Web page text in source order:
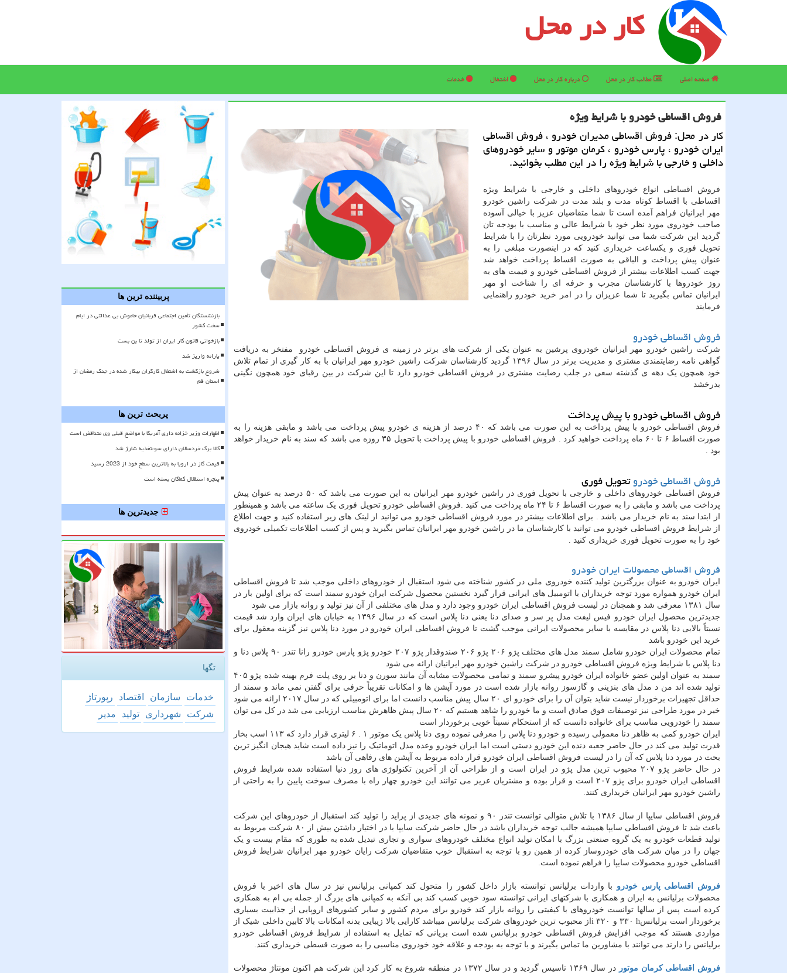
کار در محل
صفحه اصلی مطالب كار در محل درباره كار در محل اشتغال خدمات
فروش اقساطی خودرو با شرایط ویژه
كار در محل: فروش اقساطی مدیران خودرو ، فروش اقساطی
ایران خودرو ، پارس خودرو ، كرمان موتور و سایر خودروهای
داخلی و خارجی با شرایط ویژه را در این مطلب بخوانید.
فروش اقساطی انواع خودروهای داخلی و خارجی با شرایط ویژه
اقساطی با اقساط کوتاه مدت و بلند مدت در شرکت راشین خودرو
مهر ایرانیان فراهم آمده است تا شما متقاضیان عزیز با خیالی آسوده
صاحب خودروی مورد نظر خود با شرایط عالی و مناسب با بودجه تان
گردید این شرکت شما می توانید خودرویی مورد نظرتان را با شرایط
تحویل فوری و یکساعت خریداری کنید که در اینصورت مبلغی را به
عنوان پیش پرداخت و الباقی به صورت اقساط پرداخت خواهد شد
جهت کسب اطلاعات بیشتر از فروش اقساطی خودرو و قیمت های به
روز خودروها با کارشناسان مجرب و حرفه ای را شناخت او مهر
ایرانیان تماس بگیرید تا شما عزیزان را در امر خرید خودرو راهنمایی
فرمایند
فروش اقساطی خودرو
شرکت راشین خودرو مهر ایرانیان خودروی پرشین به عنوان یکی از شرکت های برتر در زمینه ی فروش اقساطی خودرو مفتخر به دریافت
گواهی نامه رضایتمندی مشتری و مدیریت برتر در سال ۱۳۹۶ گردید کارشناسان شرکت راشین خودرو مهر ایرانیان با به کار گیری از تمام تلاش
خود همچون یک دهه ی گذشته سعی در جلب رضایت مشتری در فروش اقساطی خودرو دارد تا این شرکت در بین رقبای خود همچون نگینی
بدرخشد
فروش اقساطی خودرو با پیش پرداخت
فروش اقساطی خودرو با پیش پرداخت به این صورت می باشد که ۴۰ درصد از هزینه ی خودرو پیش پرداخت می باشد و مابقی هزینه را به
صورت اقساط ۶ تا ۶۰ ماه پرداخت خواهید کرد . فروش اقساطی خودرو با پیش پرداخت با تحویل ۳۵ روزه می باشد که سند به نام خریدار خواهد
بود .
فروش اقساطی خودروتحویل فوری
فروش اقساطی خودروهای داخلی و خارجی با تحویل فوری در راشین خودرو مهر ایرانیان به این صورت می باشد که ۵۰ درصد به عنوان پیش
پرداخت می باشد و مابقی را به صورت اقساط ۶ تا ۲۴ ماه پرداخت می کنید
.فروش اقساطی خودرو تحویل فوری یک ساعته می باشد و همینطور
از ابتدا سند به نام خریدار می باشد . برای اطلاعات بیشتر در مورد فروش اقساطی خودرو می توانید از لینک های زیر استفاده کنید و جهت اطلاع
از شرایط فروش اقساطی خودرو می توانید با کارشناسان ما در راشین خودرو مهر ایرانیان تماس بگیرید و پس از کسب اطلاعات تکمیلی خودروی
خود را به صورت تحویل فوری خریداری کنید .
فروش اقساطی محصولات ایران خودرو
ایران خودرو به عنوان بزرگترین تولید کننده خودروی ملی در کشور شناخته می شود استقبال از خودروهای داخلی موجب شد تا فروش اقساطی
ایران خودرو همواره مورد توجه خریداران با اتومبیل های ایرانی قرار گیرد نخستین محصول شرکت ایران خودرو سمند است که برای اولین بار در
سال ۱۳۸۱ معرفی شد و همچنان در لیست فروش اقساطی ایران خودرو وجود دارد و مدل های مختلفی از آن نیز تولید و روانه بازار می شود
جدیدترین محصول ایران خودرو فیس لیفت مدل پر سر و صدای دنا یعنی دنا پلاس است که در سال ۱۳۹۶ به خیابان های ایران وارد شد قیمت
نسبتاً بالایی دنا پلاس در مقایسه با سایر محصولات ایرانی موجب گشت تا فروش اقساطی ایران خودرو در مورد دنا پلاس نیز گزینه معقول برای
خرید این خودرو باشد
تمام محصولات ایران خودرو شامل سمند مدل های مختلف پژو ۲۰۶ پژو ۲۰۶ صندوقدار پژو ۲۰۷ خودرو پژو پارس خودرو رانا تندر ۹۰ پلاس دنا و
دنا پلاس با شرایط ویژه فروش اقساطی خودرو در شرکت راشین خودرو مهر ایرانیان ارائه می شود
سمند به عنوان اولین عضو خانواده ایران خودرو پیشرو سمند و تمامی محصولات مشابه آن مانند سورن و دنا بر روی پلت فرم بهینه شده پژو ۴۰۵
تولید شده اند من د مدل های بنزینی و گازسوز روانه بازار شده است در مورد آپشن ها و امکانات تقریباً حرفی برای گفتن نمی ماند و سمند از
حداقل تجهیزات برخوردار نیست شاید بتوان آن را برای خودرو ای ۲۰ سال پیش مناسب دانست اما برای اتومبیلی که در سال ۲۰۱۷ ارائه می شود
خیر در مورد طراحی نیز توصیفات فوق صادق است و ما خودرو را شاهد هستیم که ۲۰ سال پیش ظاهرش مناسب ارزیابی می شد در کل می توان
سمند را خودرویی مناسب برای خانواده دانست که از استحکام نسبتاً خوبی برخوردار است
ایران خودرو کمی به ظاهر دنا معمولی رسیده و خودرو دنا پلاس را معرفی نموده روی دنا پلاس یک موتور ۱ . ۶ لیتری قرار دارد که ۱۱۳ اسب بخار
قدرت تولید می کند در حال حاضر جعبه دنده این خودرو دستی است اما ایران خودرو وعده مدل اتوماتیک را نیز داده است شاید هیجان انگیز ترین
بحث در مورد دنا پلاس که آن را در لیست فروش اقساطی ایران خودرو قرار داده مربوط به آپشن های رفاهی آن باشد
در حال حاضر پژو ۲۰۷ محبوب ترین مدل پژو در ایران است و از طراحی آن از آخرین تکنولوژی های روز دنیا استفاده شده شرایط فروش
اقساطی ایران خودرو برای پژو ۲۰۷ است و قرار بوده و مشتریان عزیز می توانند این خودرو چهار راه با مصرف سوخت پایین را به راحتی از
راشین خودرو مهر ایرانیان خریداری کنند.
فروش اقساطی سایپا از سال ۱۳۸۶ با تلاش متوالی توانست تندر ۹۰ و نمونه های جدیدی از پراید را تولید کند استقبال از خودروهای این شرکت
باعث شد تا فروش اقساطی سایپا همیشه جالب توجه خریداران باشد در حال حاضر شرکت سایپا با در اختیار داشتن بیش از ۸۰ شرکت مربوط به
تولید قطعات خودرو به یک گروه صنعتی بزرگ با امکان تولید انواع مختلف خودروهای سواری و تجاری تبدیل شده به طوری که مقام بیست و یک
جهان را در میان شرکت های خودروساز کرده از همین رو با توجه به استقبال خوب متقاضیان شرکت رایان خودرو مهر ایرانیان شرایط فروش
اقساطی خودرو محصولات سایپا را فراهم نموده است.
فروش اقساطی پارس خودرو با واردات برلیانس توانسته بازار داخل کشور را متحول کند کمپانی برلیانس نیز در سال های اخیر با فروش
محصولات برلیانس به ایران و همکاری با شرکتهای ایرانی توانسته سود خوبی کسب کند بی آنکه به کمپانی های بزرگ از جمله بی ام به همکاری
کرده است پس از سالها توانست خودروهای با کیفیتی را روانه بازار کند خودرو برای مردم کشور و سایر کشورهای اروپایی از جذابیت بسیاری
برخوردار است برلیانسh ۳۳۰ و ۳۲۰ iاز محبوب ترین خودروهای شرکت برلیانس میباشد کارایی بالا زیبایی بدنه امکانات بالا کابین داخلی شیک از
مواردی هستند که موجب افزایش فروش اقساطی خودرو برلیانس شده است بریانی که تمایل به استفاده از شرایط فروش اقساطی خودرو
برلیانس را دارند می توانند با مشاورین ما تماس بگیرند و با توجه به بودجه و علاقه خود خودروی مناسبی را به صورت قسطی خریداری کنند.
فروش اقساطی کرمان موتور
در سال ۱۳۶۹ تاسیس گردید و در سال ۱۳۷۲ در منطقه شروع به کار کرد این شرکت هم اکنون مونتاژ محصولات
پربیننده ترین ها
بازنشستگان تأمین اجتماعی قربانیان خاموش بی عدالتی در ایام
سخت کشور
بازخوانی قانون کار ایران از تولد تا بن بست
یارانه واریز شد
شروع بازگشت به اشتغال کارگران بیکار شده در جنگ رمضان از
استان قم
پربحث ترین ها
اظهارات وزیر خزانه داری آمریکا با مواضع قبلی وی متناقض است
کالا برگ خردسالان دارای سوءتغذیه شارژ شد
قیمت گاز در اروپا به بالاترین سطح خود از 2023 رسید
پنجره استقلال کماکان بسته است
جدیدترین ها
تگها
خدمات سازمان اقتصاد
رپورتاژ
شركت
شهرداری تولید مدیر